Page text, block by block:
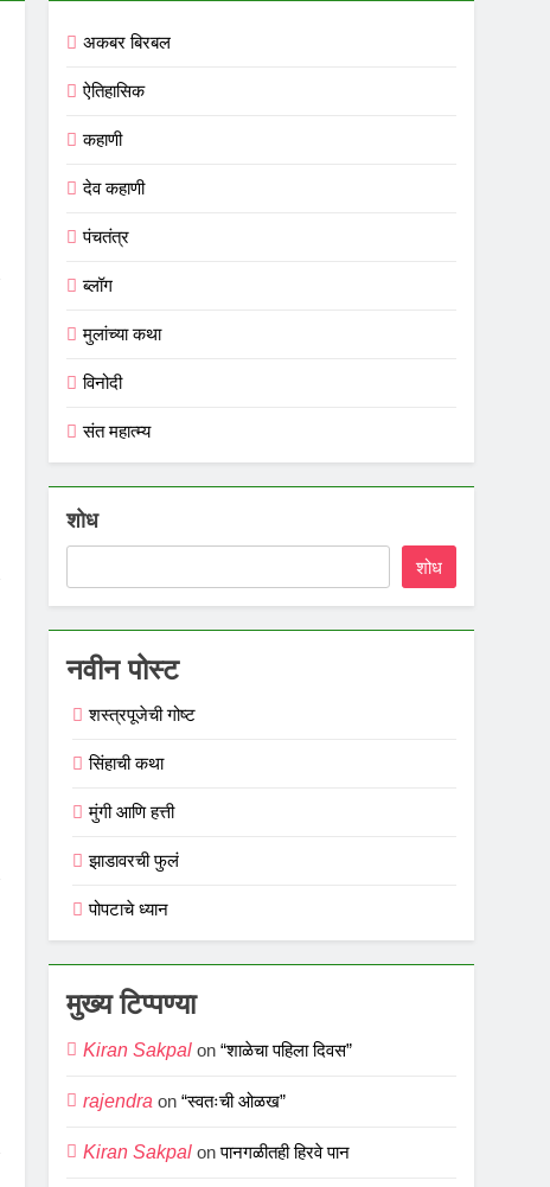
अकबर बिरबल
ऐतिहासिक
कहाणी
देव कहाणी
पंचतंत्र
ब्लॉग
मुलांच्या कथा
विनोदी
संत महात्म्य
शोध
शोध
नवीन पोस्ट
शस्त्रपूजेची गोष्ट
सिंहाची कथा
मुंगी आणि हत्ती
झाडावरची फुलं
पोपटाचे ध्यान
मुख्य टिप्पण्या
Kiran Sakpal on“शाळेचा पहिला दिवस”
rajendra on“स्वतःची ओळख”
Kiran Sakpal onपानगळीतही हिरवे पान